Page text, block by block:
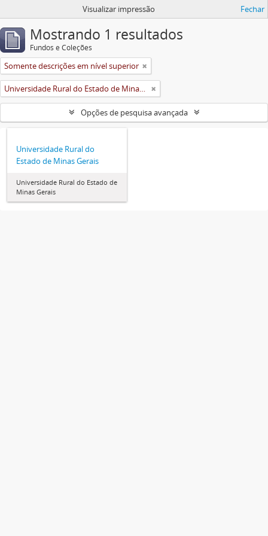
Visualizar impressão Fechar
Mostrando 1 resultados
Fundos e Coleções
Somente descrições em nível superior
Universidade Rural do Estado de Minas Gerais (Uremg)
Opções de pesquisa avançada
Universidade Rural do
Estado de Minas Gerais
Universidade Rural do Estado de
Minas Gerais